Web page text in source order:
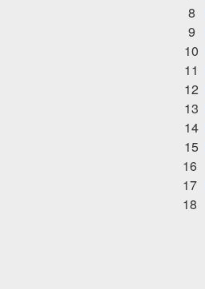
8
9
10
11
12
13
14
15
16
17
18